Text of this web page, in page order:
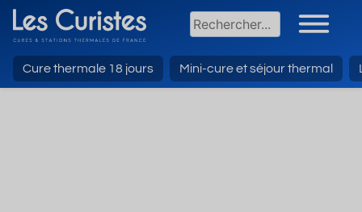
Cure thermale 18 jours Mini-cure et séjour thermal